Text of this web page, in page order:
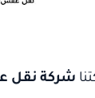
شركة نقل